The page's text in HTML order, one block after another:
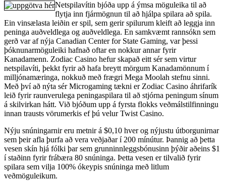
Netspilavítin bjóða upp á ýmsa möguleika til að
flytja inn fjármögnun til að hjálpa spilara að spila.
Ein vinsælasta leiðin er spil, sem gerir spilurum kleift að leggja inn
peninga auðveldlega og auðveldlega. En samkvæmt rannsókn sem
gerð var af nýja Canadian Center for State Gaming, var þessi
þóknunarmöguleiki hafnað oftar en nokkur annar fyrir
Kanadamenn. Zodiac Casino hefur skapað eitt sér sem virtur
netspilavíti, þekkt fyrir að hafa breytt mörgum Kanadamönnum í
milljónamæringa, nokkuð með frægri Mega Moolah stefnu sinni.
Með því að nýta sér Microgaming tækni er Zodiac Casino áhrifarík
leið fyrir raunverulega peningaspilara til að stjórna peningum sínum
á skilvirkan hátt. Við bjóðum upp á fyrsta flokks veðmálstilfinningu
innan trausts vörumerkis ef þú velur Twist Casino.
Nýju snúningarnir eru metnir á $0,10 hver og nýjustu útborgunirnar
sem þeir afla þurfa að vera veðjaðar í 200 mínútur. Þannig að þetta
vesen skín hjá fólki þar sem grunninnleggsbónusinn þýðir aðeins $1
í staðinn fyrir frábæra 80 snúninga. Þetta vesen er tilvalið fyrir
spilara sem vilja 100% ókeypis snúninga með litlum
veðmöguleikum.